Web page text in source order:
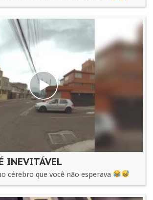
INEVITÁVEL
cérebro que você não esperava